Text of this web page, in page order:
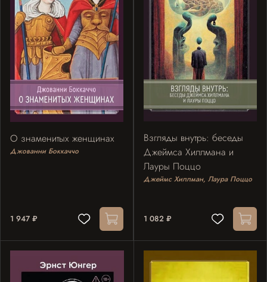
О знаменитых женщинах
Джованни Боккаччо
1 947 ₽
Взгляды внутрь: беседы
Джеймса Хиллмана и
Лауры Поццо
Джеймс Хиллман, Лаура Поццо
1 082 ₽